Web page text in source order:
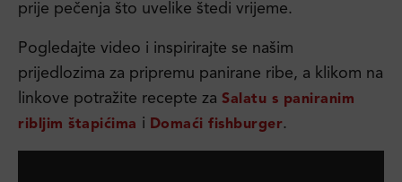
prije pečenja što uvelike štedi vrijeme.
Pogledajte video i inspirirajte se našim
prijedlozima za pripremu panirane ribe, a klikom na
linkove potražite recepte za Salatu s paniranim
ribljim štapićima i Domaći fishburger.